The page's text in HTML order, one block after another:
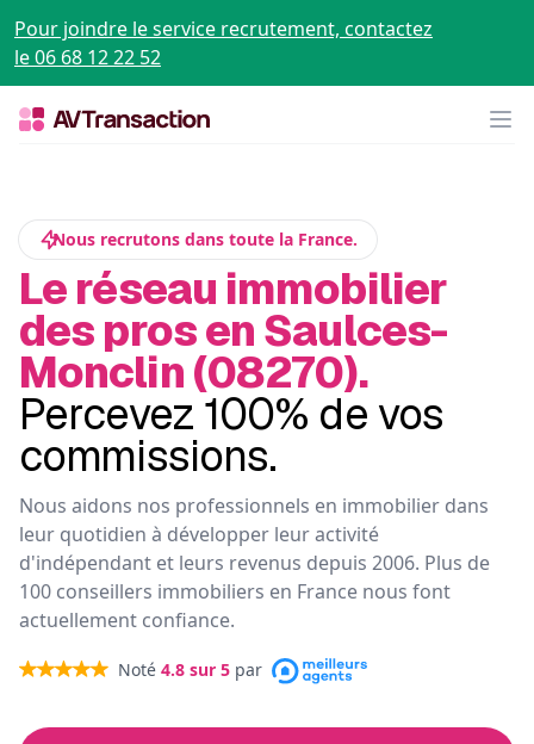
Pour joindre le service recrutement, contactez
le 06 68 12 22 52
Nous recrutons dans toute la France.
Le réseau immobilier
des pros en Saulces-
Monclin (08270).
Percevez 100% de vos
commissions.
Nous aidons nos professionnels en immobilier dans
leur quotidien à développer leur activité
d'indépendant et leurs revenus depuis 2006. Plus de
100 conseillers immobiliers en France nous font
actuellement confiance.
Noté 4.8 sur 5 par